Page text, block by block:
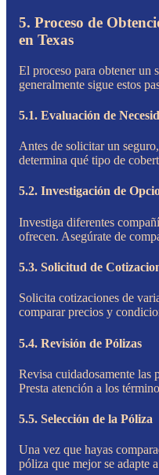
5. Proceso de
en Texas
El proceso para obtener un
generalmente sigue estos
5.1. Evaluación de
Antes de solicitar un
determina qué tipo de
5.2. Investigación de
Investiga diferentes
ofrecen. Asegúrate de
5.3. Solicitud de
Solicita cotizaciones de
comparar precios y
5.4. Revisión de Pólizas
Revisa cuidadosamente las
Presta atención a los
5.5. Selección de la Póliza
Una vez que hayas
póliza que mejor se adapte